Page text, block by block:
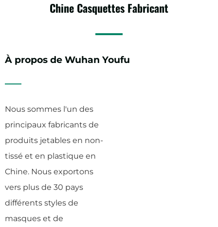
Chine Casquettes Fabricant
À propos de Wuhan Youfu
Nous sommes l'un des
principaux fabricants de
produits jetables en non-
tissé et en plastique en
Chine. Nous exportons
vers plus de 30 pays
différents styles de
masques et de